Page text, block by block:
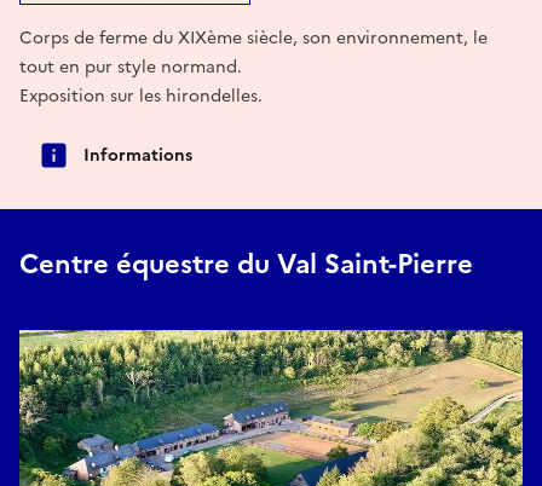
Corps de ferme du XIXème siècle, son environnement, le
tout en pur style normand.
Exposition sur les hirondelles.
Informations
Centre équestre du Val Saint-Pierre